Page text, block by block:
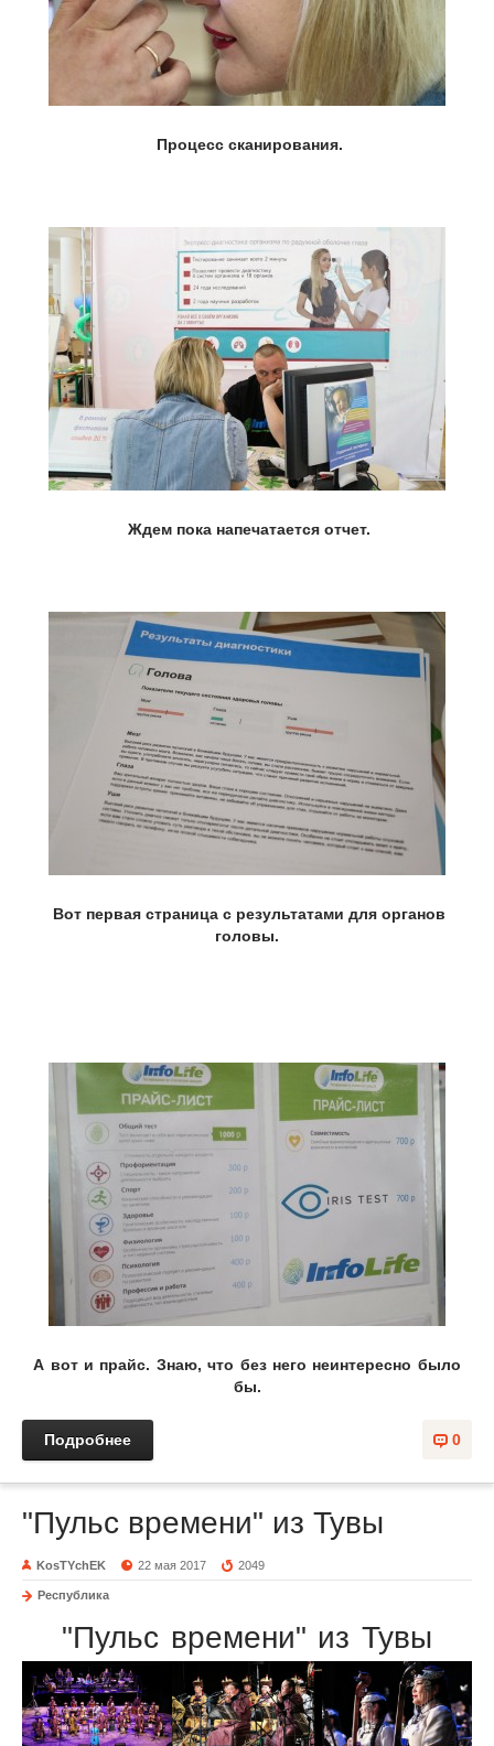
Процесс сканирования.
Ждем пока напечатается отчет.
Вот первая страница с результатами для органов
головы.
А вот и прайс. Знаю, что без него неинтересно было
бы.
0
Подробнее
"Пульс времени" из Тувы
KosTYchEK 22 мая 2017 2049
Республика
"Пульс времени" из Тувы